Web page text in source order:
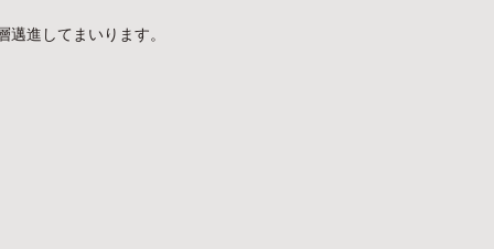
進してまいります。